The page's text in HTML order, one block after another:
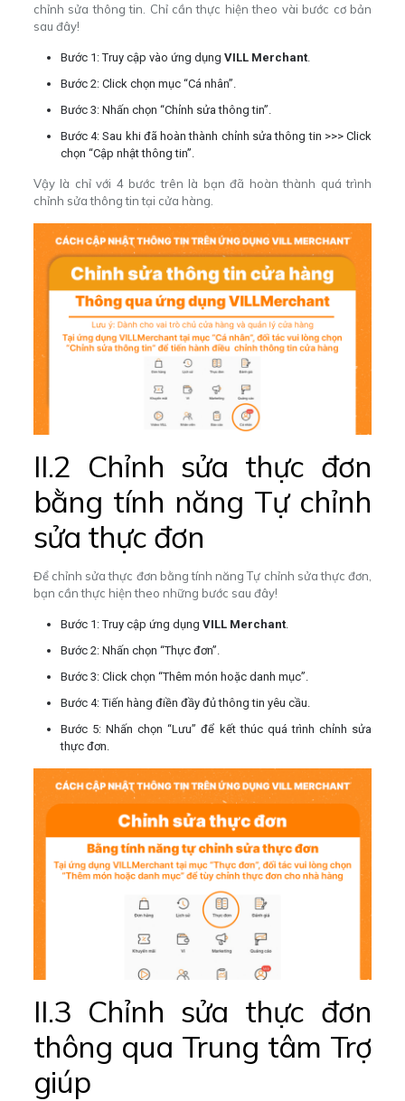
chỉnh sửa thông tin. Chỉ cần thực hiện theo vài bước cơ bản
sau đây!
Bước 1: Truy cập vào ứng dụng VILL Merchant.
Bước 2: Click chọn mục “Cá nhân”.
Bước 3: Nhấn chọn “Chỉnh sửa thông tin”.
Bước 4: Sau khi đã hoàn thành chỉnh sửa thông tin >>> Click
chọn “Cập nhật thông tin”.
Vậy là chỉ với 4 bước trên là bạn đã hoàn thành quá trình
chỉnh sửa thông tin tại cửa hàng.
II.2 Chỉnh sửa thực đơn
bằng tính năng Tự chỉnh
sửa thực đơn
Để chỉnh sửa thực đơn bằng tính năng Tự chỉnh sửa thực đơn,
bạn cần thực hiện theo những bước sau đây!
Bước 1: Truy cập ứng dụng VILL Merchant.
Bước 2: Nhấn chọn “Thực đơn”.
Bước 3: Click chọn “Thêm món hoặc danh mục”.
Bước 4: Tiến hàng điền đầy đủ thông tin yêu cầu.
Bước 5: Nhấn chọn “Lưu” để kết thúc quá trình chỉnh sửa
thực đơn.
II.3 Chỉnh sửa thực đơn
thông qua Trung tâm Trợ
giúp